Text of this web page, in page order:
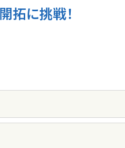
拓に挑戦！